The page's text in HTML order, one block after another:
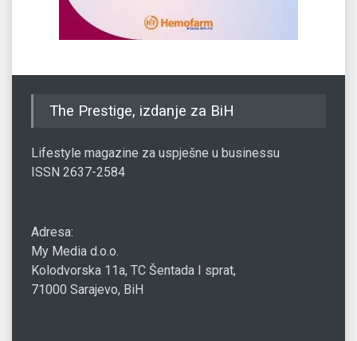
The Prestige, izdanje za BiH
Lifestyle magazine za uspješne u businessu
ISSN 2637-2584
Adresa:
My Media d.o.o.
Kolodvorska 11a, TC Šentada I sprat,
71000 Sarajevo, BiH